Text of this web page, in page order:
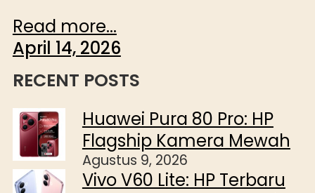
Read more...
April 14, 2026
RECENT POSTS
Huawei Pura 80 Pro: HP
Flagship Kamera Mewah
Agustus 9, 2026
Vivo V60 Lite: HP Terbaru